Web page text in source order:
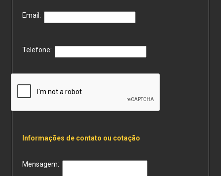
Email:
Telefone:
Informações de contato ou cotação
Mensagem: